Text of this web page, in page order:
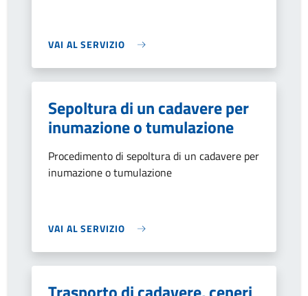
VAI AL SERVIZIO
Sepoltura di un cadavere per
inumazione o tumulazione
Procedimento di sepoltura di un cadavere per
inumazione o tumulazione
VAI AL SERVIZIO